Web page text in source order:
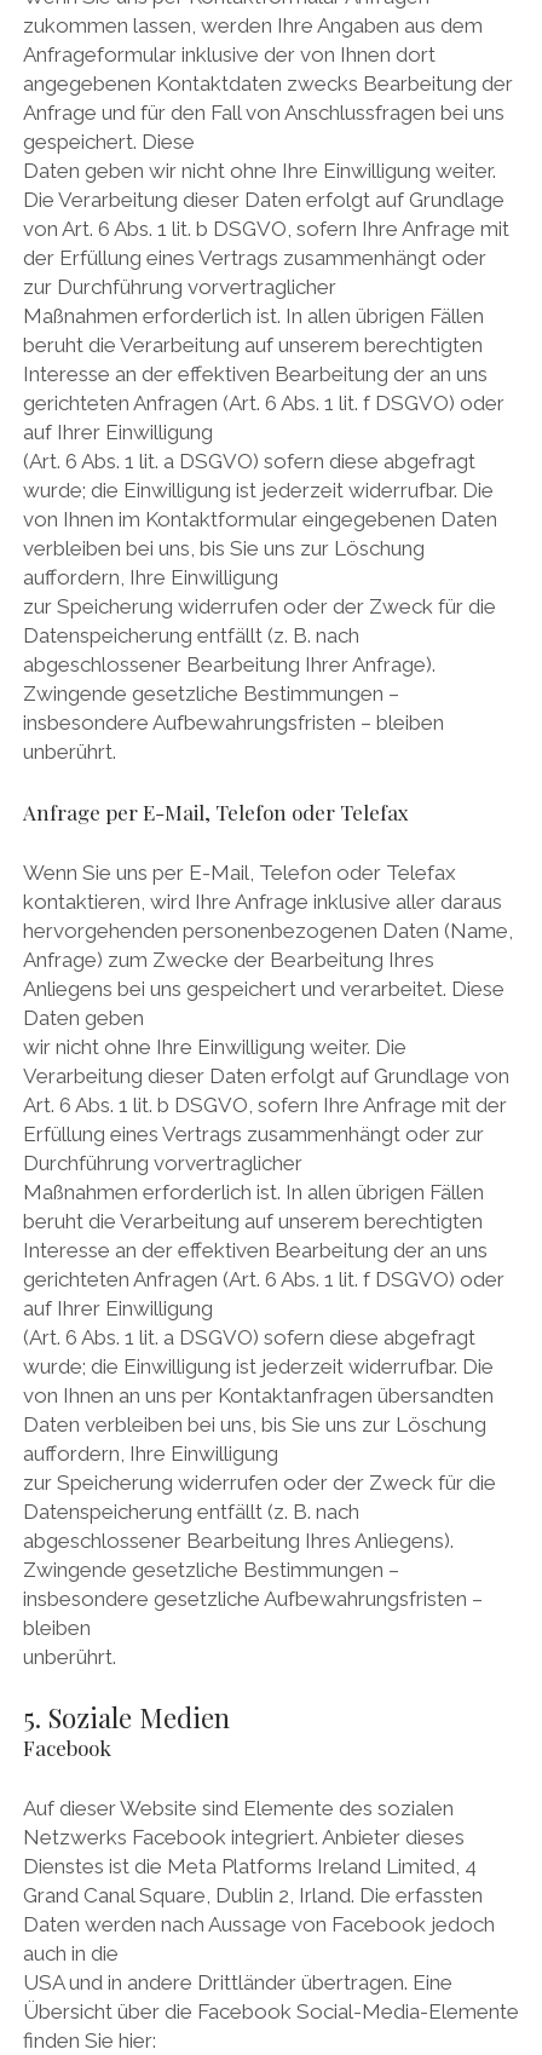
zukommen lassen, werden Ihre Angaben aus dem
Anfrageformular inklusive der von Ihnen dort
angegebenen Kontaktdaten zwecks Bearbeitung der
Anfrage und für den Fall von Anschlussfragen bei uns
gespeichert. Diese
Daten geben wir nicht ohne Ihre Einwilligung weiter.
Die Verarbeitung dieser Daten erfolgt auf Grundlage
von Art. 6 Abs. 1 lit. b DSGVO, sofern Ihre Anfrage mit
der Erfüllung eines Vertrags zusammenhängt oder
zur Durchführung vorvertraglicher
Maßnahmen erforderlich ist. In allen übrigen Fällen
beruht die Verarbeitung auf unserem berechtigten
Interesse an der effektiven Bearbeitung der an uns
gerichteten Anfragen (Art. 6 Abs. 1 lit. f DSGVO) oder
auf Ihrer Einwilligung
(Art. 6 Abs. 1 lit. a DSGVO) sofern diese abgefragt
wurde; die Einwilligung ist jederzeit widerrufbar. Die
von Ihnen im Kontaktformular eingegebenen Daten
verbleiben bei uns, bis Sie uns zur Löschung
auffordern, Ihre Einwilligung
zur Speicherung widerrufen oder der Zweck für die
Datenspeicherung entfällt (z. B. nach
abgeschlossener Bearbeitung Ihrer Anfrage).
Zwingende gesetzliche Bestimmungen –
insbesondere Aufbewahrungsfristen – bleiben
unberührt.
Anfrage per E-Mail, Telefon oder Telefax
Wenn Sie uns per E-Mail, Telefon oder Telefax
kontaktieren, wird Ihre Anfrage inklusive aller daraus
hervorgehenden personenbezogenen Daten (Name,
Anfrage) zum Zwecke der Bearbeitung Ihres
Anliegens bei uns gespeichert und verarbeitet. Diese
Daten geben
wir nicht ohne Ihre Einwilligung weiter. Die
Verarbeitung dieser Daten erfolgt auf Grundlage von
Art. 6 Abs. 1 lit. b DSGVO, sofern Ihre Anfrage mit der
Erfüllung eines Vertrags zusammenhängt oder zur
Durchführung vorvertraglicher
Maßnahmen erforderlich ist. In allen übrigen Fällen
beruht die Verarbeitung auf unserem berechtigten
Interesse an der effektiven Bearbeitung der an uns
gerichteten Anfragen (Art. 6 Abs. 1 lit. f DSGVO) oder
auf Ihrer Einwilligung
(Art. 6 Abs. 1 lit. a DSGVO) sofern diese abgefragt
wurde; die Einwilligung ist jederzeit widerrufbar. Die
von Ihnen an uns per Kontaktanfragen übersandten
Daten verbleiben bei uns, bis Sie uns zur Löschung
auffordern, Ihre Einwilligung
zur Speicherung widerrufen oder der Zweck für die
Datenspeicherung entfällt (z. B. nach
abgeschlossener Bearbeitung Ihres Anliegens).
Zwingende gesetzliche Bestimmungen –
insbesondere gesetzliche Aufbewahrungsfristen –
bleiben
unberührt.
5. Soziale Medien
Facebook
Auf dieser Website sind Elemente des sozialen
Netzwerks Facebook integriert. Anbieter dieses
Dienstes ist die Meta Platforms Ireland Limited, 4
Grand Canal Square, Dublin 2, Irland. Die erfassten
Daten werden nach Aussage von Facebook jedoch
auch in die
USA und in andere Drittländer übertragen. Eine
Übersicht über die Facebook Social-Media-Elemente
finden Sie hier: